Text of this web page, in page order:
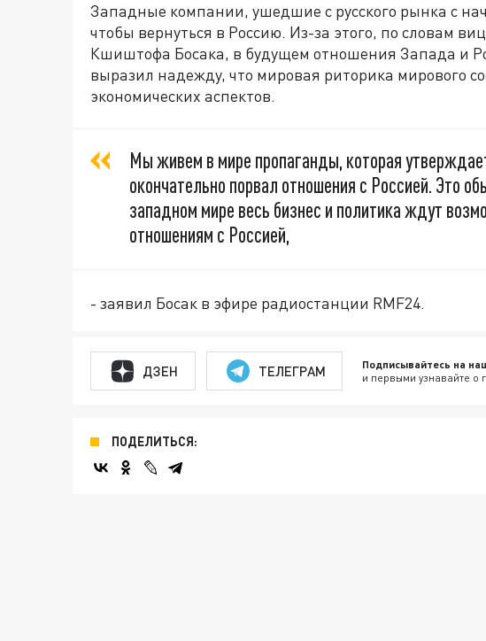
Западные компании, ушедшие с русского рынка с
чтобы вернуться в Россию. Из-за этого, по словам
Кшиштофа Босака, в будущем отношения Запада и
выразил надежду, что мировая риторика мирового
экономических аспектов.
Мы живем в мире пропаганды, которая
окончательно порвал отношения с Россией. Это
западном мире весь бизнес и политика ждут
отношениям с Россией,
- заявил Босак в эфире радиостанции RMF24.
ДЗЕН ТЕЛЕГРАМ Подписывайтесь на
и первыми узнавайте о
ПОДЕЛИТЬСЯ: